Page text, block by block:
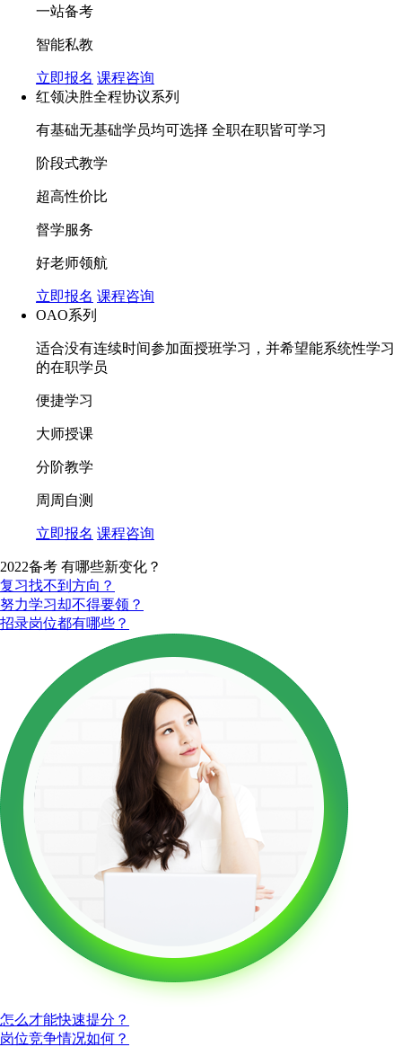
一站备考
智能私教
立即报名 课程咨询
红领决胜全程协议系列
有基础无基础学员均可选择 全职在职皆可学习
阶段式教学
超高性价比
督学服务
好老师领航
立即报名 课程咨询
OAO系列
适合没有连续时间参加面授班学习，并希望能系统性学习
的在职学员
便捷学习
大师授课
分阶教学
周周自测
立即报名 课程咨询
2022备考 有哪些新变化？
复习找不到方向？
努力学习却不得要领？
招录岗位都有哪些？
怎么才能快速提分？
岗位竞争情况如何？